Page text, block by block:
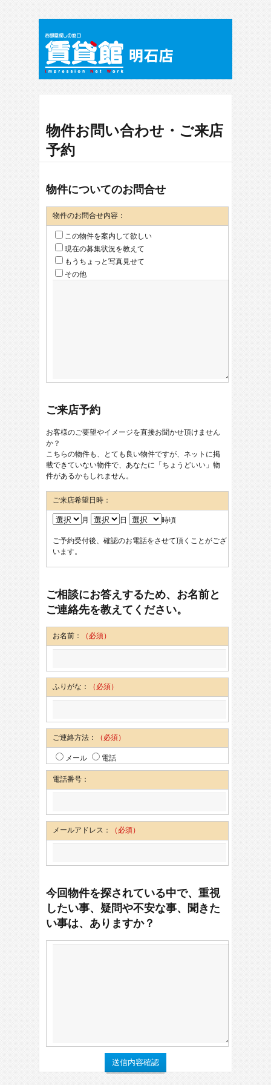
物件お問い合わせ・ご来店
予約
物件についてのお問合せ
物件のお問合せ内容：
この物件を案内して欲しい
現在の募集状況を教えて
もうちょっと写真見せて
その他
ご来店予約
お客様のご要望やイメージを直接お聞かせ頂けません
か？
こちらの物件も、とても良い物件ですが、ネットに掲
載できていない物件で、あなたに「ちょうどいい」物
件があるかもしれません。
ご来店希望日時：
月
日
時頃
ご予約受付後、確認のお電話をさせて頂くことがござ
います。
ご相談にお答えするため、お名前と
ご連絡先を教えてください。
お名前： （必須）
ふりがな： （必須）
ご連絡方法：
（必須）
メール
電話
電話番号：
メールアドレス： （必須）
今回物件を探されている中で、重視
したい事、疑問や不安な事、聞きた
い事は、ありますか？